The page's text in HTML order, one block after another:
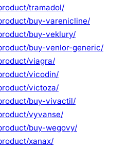
tramadol/
buy-varenicline/
buy-veklury/
buy-venlor-generic/
viagra/
vicodin/
victoza/
buy-vivactil/
vyvanse/
buy-wegovy/
xanax/